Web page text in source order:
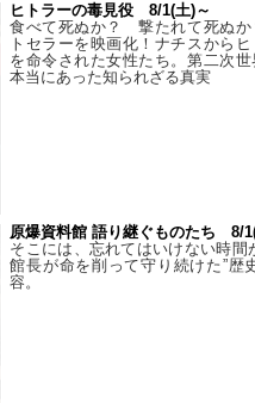
ヒトラーの毒見役 8/1(土)～
食べて死ぬか？ 撃たれて死ぬか
トセラーを映画化！ナチスから
を命令された女性たち。第二次世
本当にあった知られざる真実
原爆資料館 語り継ぐものたち 8/
そこには、忘れてはいけない時間
館長が命を削って守り続けた”歴
容。